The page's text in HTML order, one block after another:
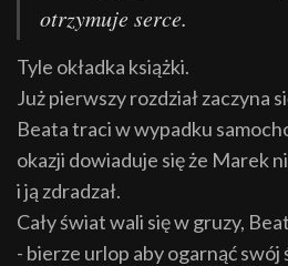
otrzymuje serce.
Tyle okładka książki.
Już pierwszy rozdział zaczyna
Beata traci w wypadku
okazji dowiaduje się że Marek
i ją zdradzał.
Cały świat wali się w gruzy,
- bierze urlop aby ogarnąć swój